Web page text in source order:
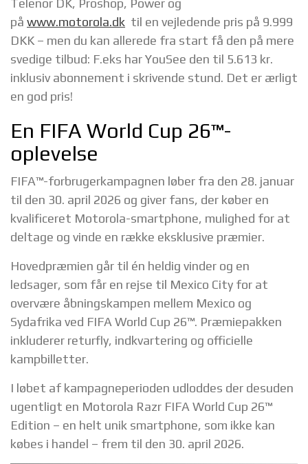
Telenor DK, Proshop, Power og
på www.motorola.dk til en vejledende pris på 9.999
DKK – men du kan allerede fra start få den på mere
svedige tilbud: F.eks har YouSee den til 5.613 kr.
inklusiv abonnement i skrivende stund. Det er ærligt
en god pris!
En FIFA World Cup 26™-
oplevelse
FIFA™-forbrugerkampagnen løber fra den 28. januar
til den 30. april 2026 og giver fans, der køber en
kvalificeret Motorola-smartphone, mulighed for at
deltage og vinde en række eksklusive præmier.
Hovedpræmien går til én heldig vinder og en
ledsager, som får en rejse til Mexico City for at
overvære åbningskampen mellem Mexico og
Sydafrika ved FIFA World Cup 26™. Præmiepakken
inkluderer returfly, indkvartering og officielle
kampbilletter.
I løbet af kampagneperioden udloddes der desuden
ugentligt en Motorola Razr FIFA World Cup 26™
Edition – en helt unik smartphone, som ikke kan
købes i handel – frem til den 30. april 2026.